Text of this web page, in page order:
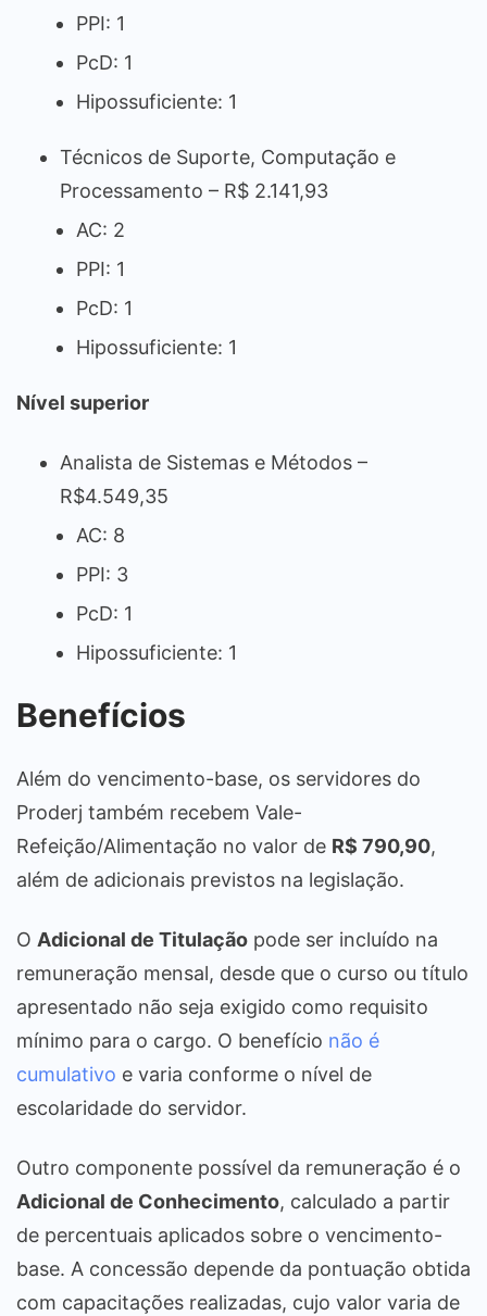
PPI: 1
PcD: 1
Hipossuficiente: 1
Técnicos de Suporte, Computação e
Processamento – R$ 2.141,93
AC: 2
PPI: 1
PcD: 1
Hipossuficiente: 1
Nível superior
Analista de Sistemas e Métodos –
R$4.549,35
AC: 8
PPI: 3
PcD: 1
Hipossuficiente: 1
Benefícios
Além do vencimento-base, os servidores do
Proderj também recebem Vale-
Refeição/Alimentação no valor de R$ 790,90,
além de adicionais previstos na legislação.
O Adicional de Titulação pode ser incluído na
remuneração mensal, desde que o curso ou título
apresentado não seja exigido como requisito
mínimo para o cargo. O benefício não é
cumulativo e varia conforme o nível de
escolaridade do servidor.
Outro componente possível da remuneração é o
Adicional de Conhecimento, calculado a partir
de percentuais aplicados sobre o vencimento-
base. A concessão depende da pontuação obtida
com capacitações realizadas, cujo valor varia de